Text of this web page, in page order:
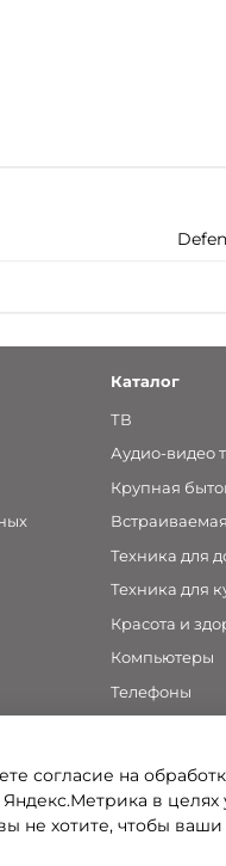
Каталог
ТВ
Аудио-видео
Крупная
Техника для
Техника для
Красота и
Компьютеры
Телефоны
согласие на
в
не хотите, чтобы